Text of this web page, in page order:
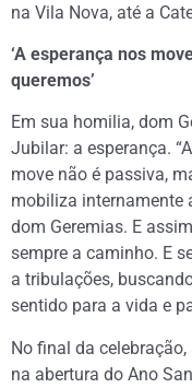
na Vila Nova, até a
‘A esperança nos
queremos’
Em sua homilia, dom
Jubilar: a esperança.
move não é passiva,
mobiliza internamente
dom Geremias. E
sempre a caminho. E
a tribulações,
sentido para a vida e
No final da
na abertura do Ano